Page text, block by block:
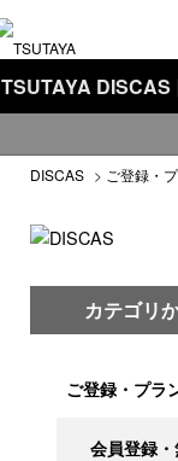
TSUTAYA DISCAS
DISCAS > ご登録・
カテゴリ
ご登録・プラ
会員登録